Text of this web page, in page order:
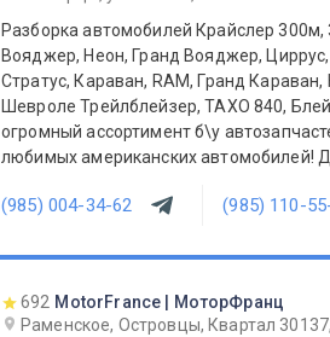
Разборка автомобилей Крайслер 300м,
Вояджер, Неон, Гранд Вояджер,
Стратус, Караван, RAM, Гранд
Шевроле Трейлблейзер, ТАХО 840,
огромный ассортимент б\у
любимых американских автомобилей! Доступные цены и гибкая
(985) 004-34-62 (985) 110-
692 MotorFrance | МоторФранц
Раменское, Островцы, Квартал